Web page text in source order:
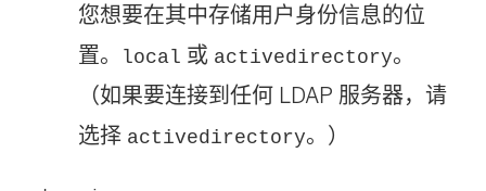
您想要在其中存储用户身份信息的位
置。
local 或 activedirectory。
（如果要连接到任何 LDAP 服务器，请
选择 activedirectory。）